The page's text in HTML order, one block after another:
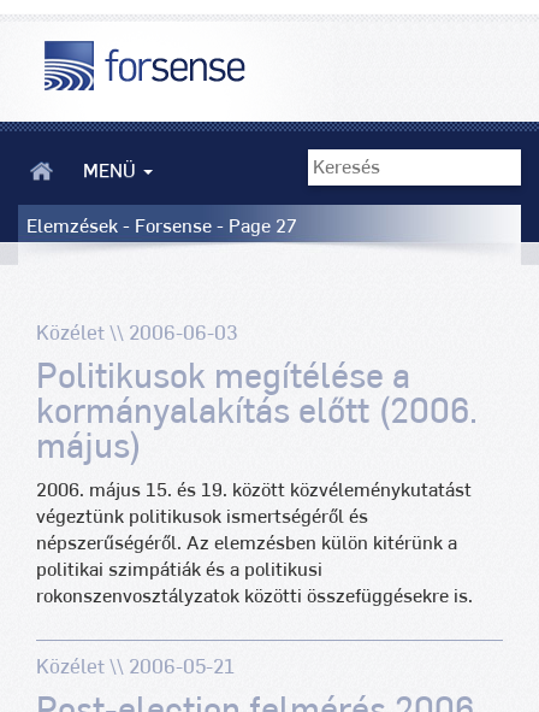
MENÜ
Elemzések - Forsense - Page 27
Közélet \\ 2006-06-03
Politikusok megítélése a
kormányalakítás előtt (2006.
május)
2006. május 15. és 19. között közvéleménykutatást
végeztünk politikusok ismertségéről és
népszerűségéről. Az elemzésben külön kitérünk a
politikai szimpátiák és a politikusi
rokonszenvosztályzatok közötti összefüggésekre is.
Közélet \\ 2006-05-21